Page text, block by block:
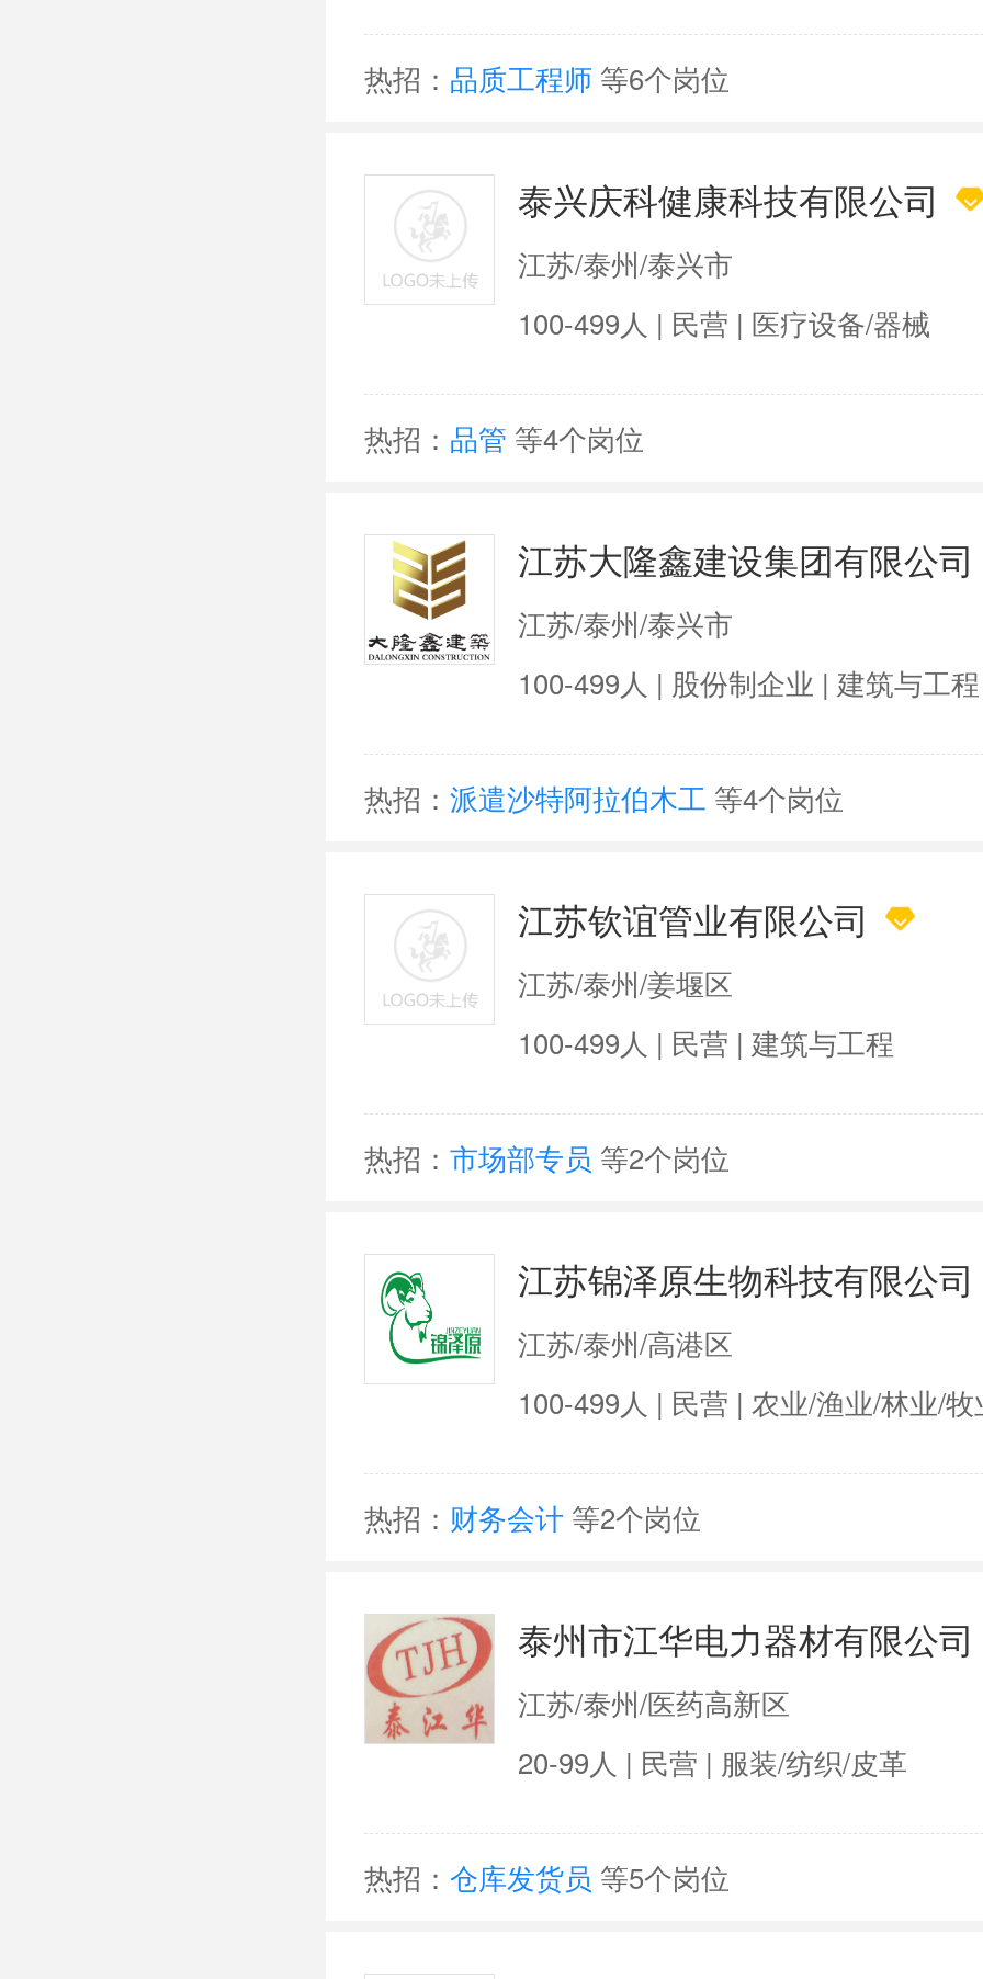
热招： 品质工程师 等6个岗位
泰兴庆科健康科技有限公司
江苏/泰州/泰兴市
100-499人 | 民营 | 医疗设备/器械
热招： 品管 等4个岗位
江苏大隆鑫建设集团有限公司
江苏/泰州/泰兴市
100-499人 | 股份制企业 | 建筑与工程
热招： 派遣沙特阿拉伯木工 等4个岗位
江苏钦谊管业有限公司
江苏/泰州/姜堰区
100-499人 | 民营 | 建筑与工程
热招： 市场部专员 等2个岗位
江苏锦泽原生物科技有限公司
江苏/泰州/高港区
100-499人 | 民营 | 农业/渔业/林业/牧
热招： 财务会计 等2个岗位
泰州市江华电力器材有限公司
江苏/泰州/医药高新区
20-99人 | 民营 | 服装/纺织/皮革
热招： 仓库发货员 等5个岗位